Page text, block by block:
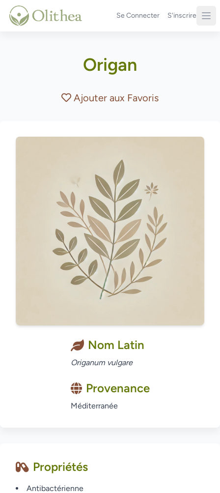
Se Connecter S'inscrire
Origan
Ajouter aux Favoris
Nom Latin
Origanum vulgare
Provenance
Méditerranée
Propriétés
Antibactérienne